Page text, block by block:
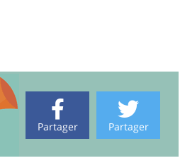
Partager
Partager